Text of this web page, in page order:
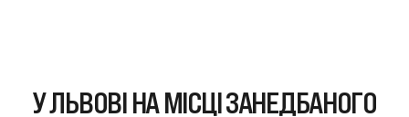
У ЛЬВОВІ НА МІСЦІ ЗАНЕДБАНОГО